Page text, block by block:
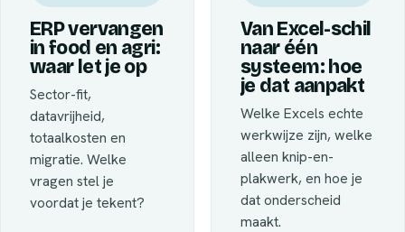
ERP vervangen
in food en agri:
waar let je op
Sector-fit,
datavrijheid,
totaalkosten en
migratie. Welke
vragen stel je
voordat je tekent?
Van Excel-schil
naar één
systeem: hoe
je dat aanpakt
Welke Excels echte
werkwijze zijn, welke
alleen knip-en-
plakwerk, en hoe je
dat onderscheid
maakt.